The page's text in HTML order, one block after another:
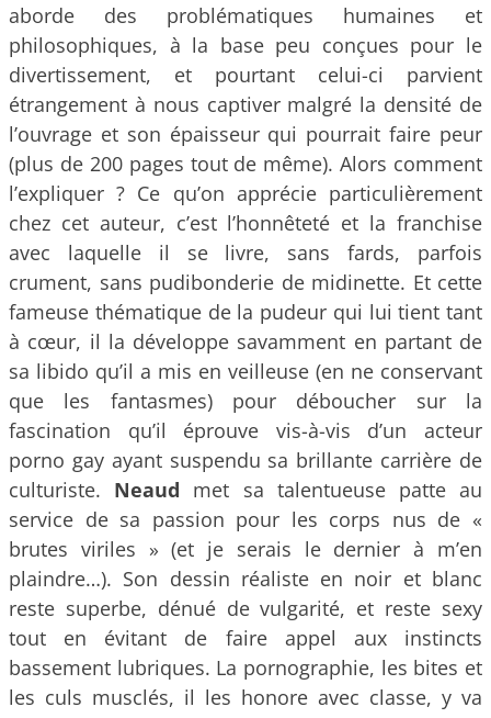
aborde des problématiques humaines et
philosophiques, à la base peu conçues pour le
divertissement, et pourtant celui-ci parvient
étrangement à nous captiver malgré la densité de
l’ouvrage et son épaisseur qui pourrait faire peur
(plus de 200 pages tout de même). Alors comment
l’expliquer ? Ce qu’on apprécie particulièrement
chez cet auteur, c’est l’honnêteté et la franchise
avec laquelle il se livre, sans fards, parfois
crument, sans pudibonderie de midinette. Et cette
fameuse thématique de la pudeur qui lui tient tant
à cœur, il la développe savamment en partant de
sa libido qu’il a mis en veilleuse (en ne conservant
que les fantasmes) pour déboucher sur la
fascination qu’il éprouve vis-à-vis d’un acteur
porno gay ayant suspendu sa brillante carrière de
culturiste. Neaud met sa talentueuse patte au
service de sa passion pour les corps nus de «
brutes viriles » (et je serais le dernier à m’en
plaindre…). Son dessin réaliste en noir et blanc
reste superbe, dénué de vulgarité, et reste sexy
tout en évitant de faire appel aux instincts
bassement lubriques. La pornographie, les bites et
les culs musclés, il les honore avec classe, y va